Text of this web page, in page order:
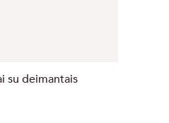
su deimantais